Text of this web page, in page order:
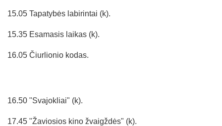
15.05 Tapatybės labirintai (k).
15.35 Esamasis laikas (k).
16.05 Čiurlionio kodas.
16.50 "Svajokliai" (k).
17.45 "Žaviosios kino žvaigždės" (k).